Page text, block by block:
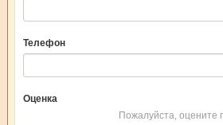
Телефон
Оценка
Пожалуйста, оцените